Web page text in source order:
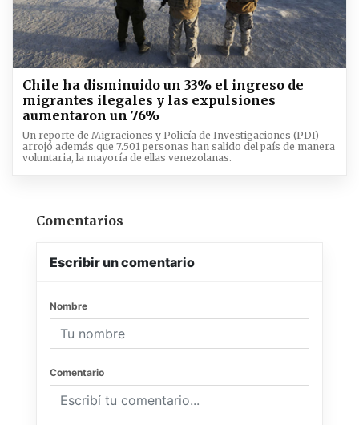
Chile ha disminuido un 33% el ingreso de
migrantes ilegales y las expulsiones
aumentaron un 76%
Un reporte de Migraciones y Policía de Investigaciones (PDI)
arrojó además que 7.501 personas han salido del país de manera
voluntaria, la mayoría de ellas venezolanas.
Comentarios
Escribir un comentario
Nombre
Comentario